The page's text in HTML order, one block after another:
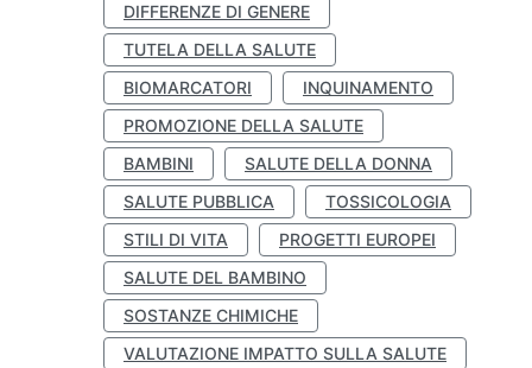
DIFFERENZE DI GENERE
TUTELA DELLA SALUTE
BIOMARCATORI
INQUINAMENTO
PROMOZIONE DELLA SALUTE
BAMBINI
SALUTE DELLA DONNA
SALUTE PUBBLICA
TOSSICOLOGIA
STILI DI VITA
PROGETTI EUROPEI
SALUTE DEL BAMBINO
SOSTANZE CHIMICHE
VALUTAZIONE IMPATTO SULLA SALUTE